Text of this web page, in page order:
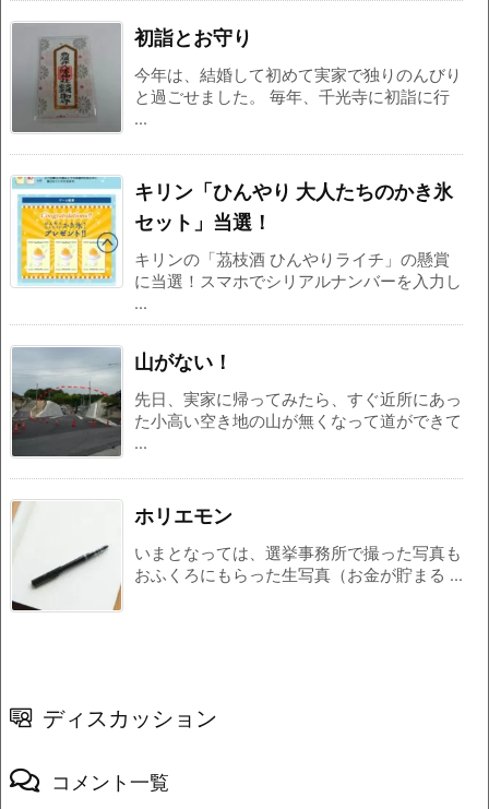
初詣とお守り
今年は、結婚して初めて実家で独りのんびり
と過ごせました。 毎年、千光寺に初詣に行
...
キリン「ひんやり 大人たちのかき氷
セット」当選！
キリンの「茘枝酒 ひんやりライチ」の懸賞
に当選！スマホでシリアルナンバーを入力し
...
山がない！
先日、実家に帰ってみたら、すぐ近所にあっ
た小高い空き地の山が無くなって道ができて
...
ホリエモン
いまとなっては、選挙事務所で撮った写真も
おふくろにもらった生写真（お金が貯まる ...
ディスカッション
コメント一覧